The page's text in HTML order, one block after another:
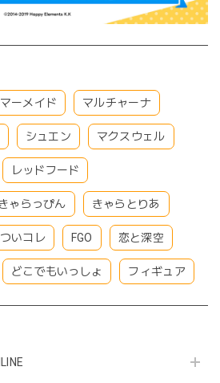
ーメイド マルチャーナ
シュエン マクスウェル
レッドフード
ゃらっぴん きゃらとりあ
ついコレ FGO 恋と深空
どこでもいっしょ フィギュア